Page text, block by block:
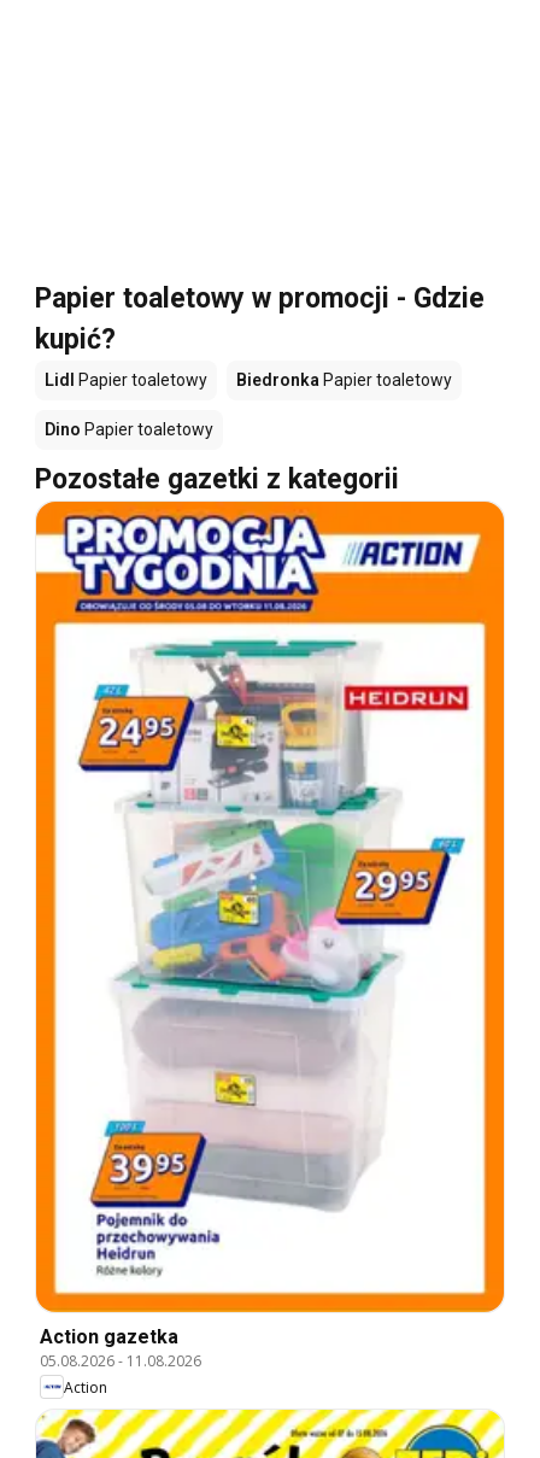
Papier toaletowy w promocji - Gdzie
kupić?
Lidl Papier toaletowy Biedronka Papier toaletowy
Dino Papier toaletowy
Pozostałe gazetki z kategorii
Action gazetka
05.08.2026- 11.08.2026
Action